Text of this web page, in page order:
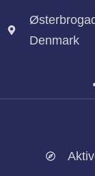
Denmark